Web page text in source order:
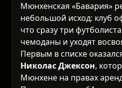
Мюнхенская «Бавария»
небольшой исход: клуб
что сразу три
чемоданы и уходят
Первым в списке
Николас Джексон,
Мюнхене на правах